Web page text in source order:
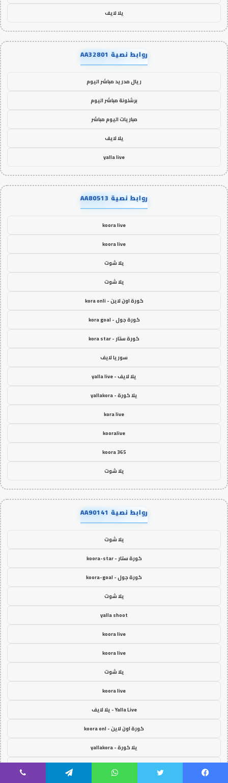
يلا لايف
روابط نصية AA32801
ريال مدريد مباشر اليوم
برشلونة مباشر اليوم
مباريات اليوم مباشر
يلا لايف
yalla live
روابط نصية AA80513
koora live
koora live
يلا شوت
يلا شوت
كورة اون لاين - kora onli
كورة جول - kora goal
كورة ستار - kora star
سوريا لايف
يلا لايف - yalla live
يلا كورة - yallakora
kora live
kooralive
koora 365
يلا شوت
روابط نصية AA90141
يلا شوت
كورة ستار - koora-star
كورة جول - koora-goal
يلا شوت
yalla shoot
koora live
koora live
يلا شوت
koora live
Yalla Live - يلا لايف
كورة اون لاين - koora onl
يلا كورة - yallakora